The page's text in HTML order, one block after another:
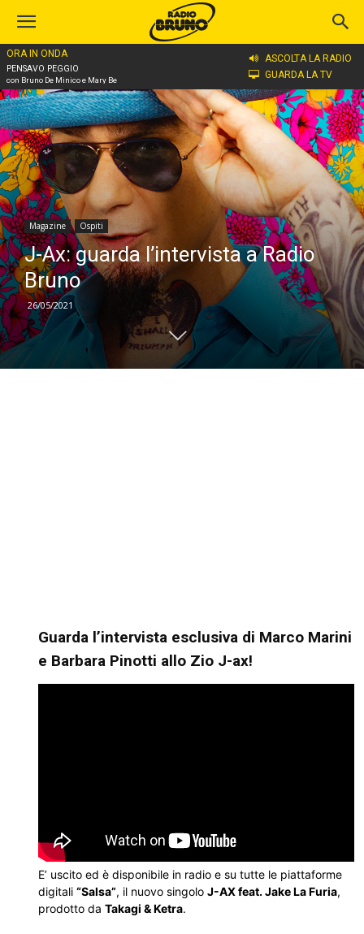
ORA IN ONDA
PENSAVO PEGGIO
con Bruno De Minico e Mary Be
ASCOLTA LA RADIO
GUARDA LA TV
Home
Magazine Ospiti
J-Ax: guarda l’intervista a Radio
Bruno
26/05/2021
Guarda l’intervista esclusiva di Marco Marini
e Barbara Pinotti allo Zio J-ax!
E’ uscito ed è disponibile in radio e su tutte le piattaforme
digitali “Salsa”, il nuovo singolo J-AX feat. Jake La Furia,
prodotto da Takagi & Ketra.